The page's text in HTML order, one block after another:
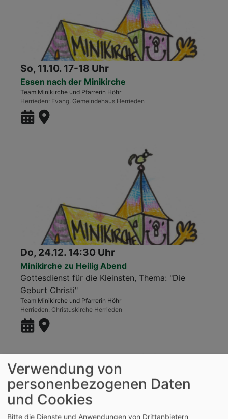
So, 11.10. 17-18 Uhr
Essen nach der Minikirche
Team Minikirche und Pfarrerin Höhr
Herrieden Evang. Gemeindehaus Herrieden
Do, 24.12. 14:30 Uhr
Minikirche zu Heilig Abend
Gottesdienst für die Kleinsten, Thema: "Die
Geburt Christi"
Team Minikirche und Pfarrerin Höhr
Herrieden Christuskirche Herrieden
Verwendung von
personenbezogenen Daten
und Cookies
Bitte die Dienste und Anwendungen von Drittanbietern